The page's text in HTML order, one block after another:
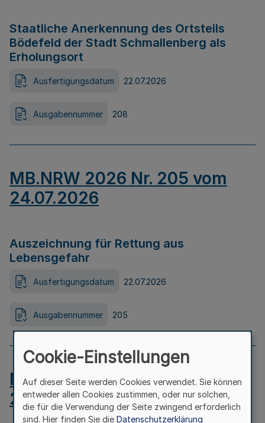
Staatliche Anerkennung des Ortsteils
Bödefeld der Stadt Schmallenberg als
Erholungsort
Ausfertigungsdatum 22.07.2026
Ausgabennummer 208
MB.NRW 2026 Nr. 205 vom
24.07.2026
Auszeichnung für Rettung aus
Lebensgefahr
Ausfertigungsdatum 22.07.2026
Ausgabennummer 205
MB.NRW 2026 Nr. 204 vom
24.07.2026
Cookie-Einstellungen
Auf dieser Seite werden Cookies verwendet. Sie können
entweder allen Cookies zustimmen, oder nur solchen,
die für die Verwendung der Seite zwingend erforderlich
sind. Hier finden Sie die Datenschutzerklärung